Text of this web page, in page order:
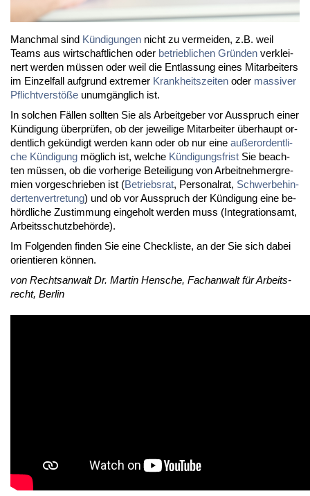
Manch­mal sind Kün­di­gun­gen nicht zu ver­mei­den, z.B. weil
Teams aus wirt­schaft­li­chen oder be­trieb­li­chen Grün­den ver­klei­
nert wer­den müs­sen oder weil die Ent­las­sung ei­nes Mit­ar­bei­ters
im Ein­zel­fall auf­grund ex­tre­mer Krank­heits­zei­ten oder mas­si­ver
Pflicht­ver­stö­ße un­um­gäng­lich ist.
In sol­chen Fäl­len soll­ten Sie als Ar­beit­ge­ber vor Aus­spruch ei­ner
Kün­di­gung über­prü­fen, ob der je­wei­li­ge Mit­ar­bei­ter über­haupt or­
dent­lich ge­kün­digt wer­den kann oder ob nur ei­ne au­ßer­or­dent­li­
che Kün­di­gung mög­lich ist, wel­che Kün­di­gungs­frist Sie be­ach­
ten müs­sen, ob die vor­he­ri­ge Be­tei­li­gung von Ar­beit­neh­mer­gre­
mi­en vor­ge­schrie­ben ist (Be­triebs­rat, Per­so­nal­rat, Schwer­be­hin­
der­ten­ver­tre­tung) und ob vor Aus­spruch der Kün­di­gung ei­ne be­
hörd­li­che Zu­stim­mung ein­ge­holt wer­den muss (In­te­gra­ti­ons­amt,
Ar­beits­schutz­be­hör­de).
Im Fol­gen­den fin­den Sie ei­ne Check­lis­te, an der Sie sich da­bei
ori­en­tie­ren kön­nen.
von Rechts­an­walt Dr. Mar­tin Hen­sche, Fach­an­walt für Ar­beits­
recht, Ber­lin